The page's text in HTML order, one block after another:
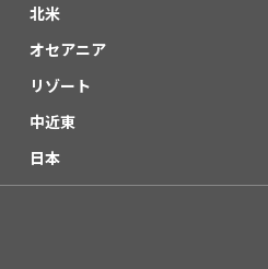
北米
オセアニア
リゾート
中近東
日本